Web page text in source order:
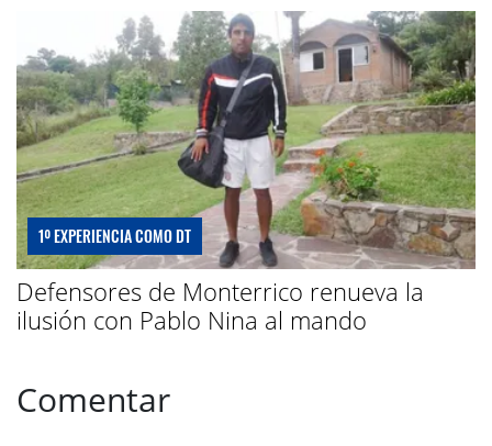
1º EXPERIENCIA COMO DT
Defensores de Monterrico renueva la
ilusión con Pablo Nina al mando
Comentar